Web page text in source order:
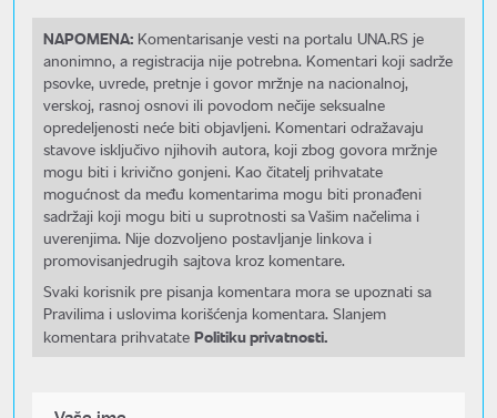
NAPOMENA: Komentarisanje vesti na portalu UNA.RS je
anonimno, a registracija nije potrebna. Komentari koji sadrže
psovke, uvrede, pretnje i govor mržnje na nacionalnoj,
verskoj, rasnoj osnovi ili povodom nečije seksualne
opredeljenosti neće biti objavljeni. Komentari odražavaju
stavove isključivo njihovih autora, koji zbog govora mržnje
mogu biti i krivično gonjeni. Kao čitatelj prihvatate
mogućnost da među komentarima mogu biti pronađeni
sadržaji koji mogu biti u suprotnosti sa Vašim načelima i
uverenjima. Nije dozvoljeno postavljanje linkova i
promovisanjedrugih sajtova kroz komentare.
Svaki korisnik pre pisanja komentara mora se upoznati sa
Pravilima i uslovima korišćenja komentara. Slanjem
komentara prihvatate Politiku privatnosti.